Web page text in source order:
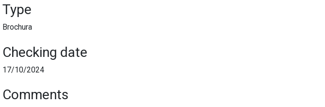
Type
Brochura
Checking date
17/10/2024
Comments